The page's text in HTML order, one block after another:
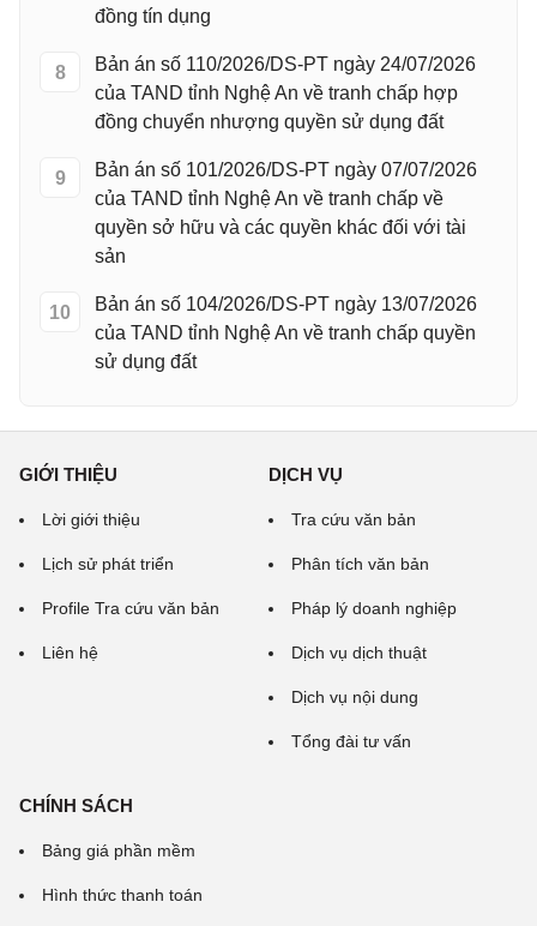
đồng tín dụng
8
Bản án số 110/2026/DS-PT ngày 24/07/2026
của TAND tỉnh Nghệ An về tranh chấp hợp
đồng chuyển nhượng quyền sử dụng đất
9
Bản án số 101/2026/DS-PT ngày 07/07/2026
của TAND tỉnh Nghệ An về tranh chấp về
quyền sở hữu và các quyền khác đối với tài
sản
10
Bản án số 104/2026/DS-PT ngày 13/07/2026
của TAND tỉnh Nghệ An về tranh chấp quyền
sử dụng đất
GIỚI THIỆU
Lời giới thiệu
Lịch sử phát triển
Profile Tra cứu văn bản
Liên hệ
DỊCH VỤ
Tra cứu văn bản
Phân tích văn bản
Pháp lý doanh nghiệp
Dịch vụ dịch thuật
Dịch vụ nội dung
Tổng đài tư vấn
CHÍNH SÁCH
Bảng giá phần mềm
Hình thức thanh toán